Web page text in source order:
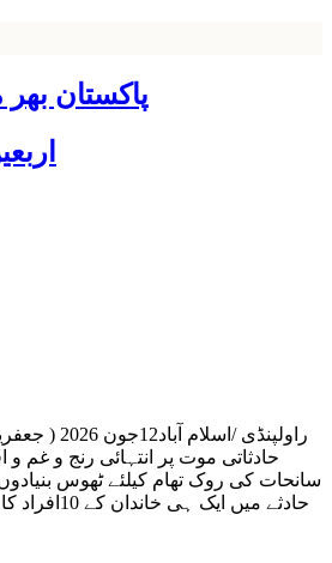
پاکستان بھر میں اربعین حسینی 2026 عقیدت،
اربعین حسینی 2026: عزاداری
حادثاتی موت پر انتہائی رنج و
سانحات کی روک تھام کیلئے ٹھوس
حادثے